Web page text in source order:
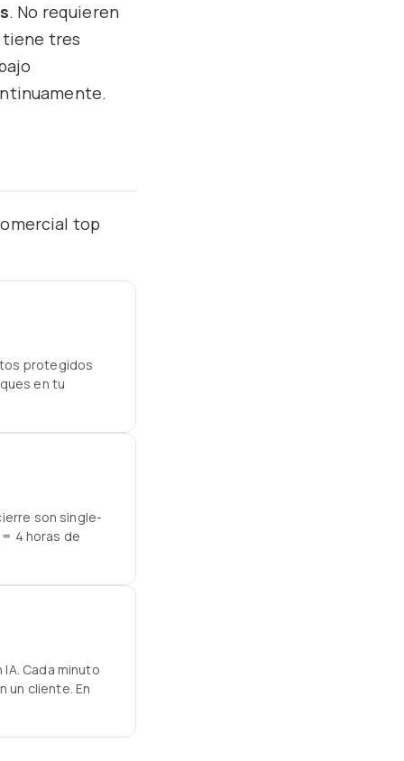
. No requieren
tiene tres
top
protegidos
en tu
son single-
4 horas de
Cada minuto
un cliente. En